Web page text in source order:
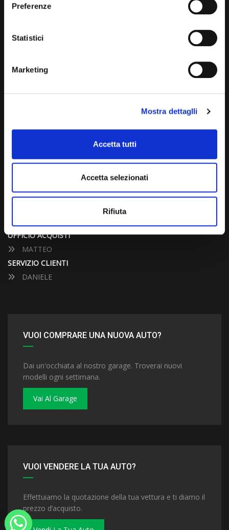
tutti” o selezionando le diverse categorie di cookies
Preferenze
Statistici
Marketing
Mostra dettaglli
Accetta tutti
Accetta selezionati
Rifiuta
Via Giuditta Pasta 2, Como (CO) 22100
info@carspecialist.eu
Dal Lunedì al Venerdì: 09:00 - 12:30 | 14:00 - 19:00
Domenica: chiuso
CONTATTA UN CONSULENTE
UFFICIO VENDITE
UFFICIO ACQUISTI
MATTEO
SERVIZIO CLIENTI
DANIELE
VUOI COMPRARE UNA NUOVA AUTO?
Dai un'occhiata al nostro garage. Troverai nuovi
modelli ogni settimana.
Vai Al Garage
VUOI VENDERE LA TUA AUTO?
Effettuiamo la quotazione della tua vettura e ti diamo il
prezzo d’acquisto.